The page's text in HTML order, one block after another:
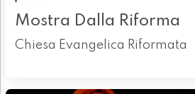
Mostra Dalla Riforma
Chiesa Evangelica Riformata